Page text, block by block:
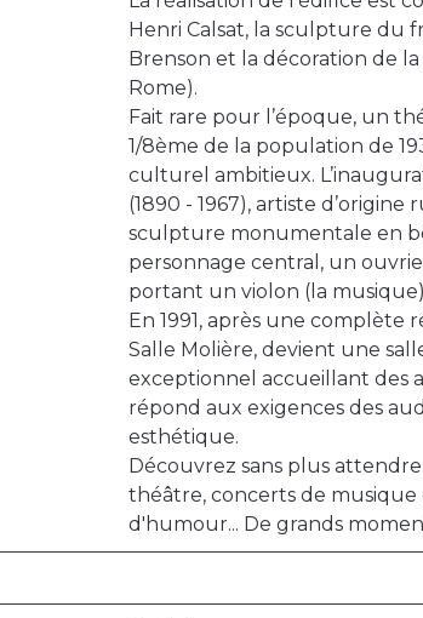
Henri Calsat, la sculpture du
Brenson et la décoration de
Rome).
Fait rare pour l’époque, un
1/8ème de la population de
culturel ambitieux.
(1890 - 1967), artiste
sculpture monumentale en
personnage central, un
portant un violon (la
En 1991, après une
Salle Molière, devient une
exceptionnel accueillant des
répond aux exigences des
esthétique.
Découvrez sans plus
théâtre, concerts de musique
d'humour... De grands